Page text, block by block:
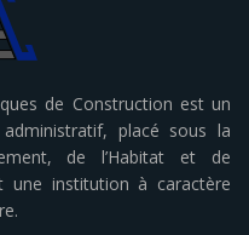
de Construction est un
placé sous la
de l’Habitat et de
une institution à caractère